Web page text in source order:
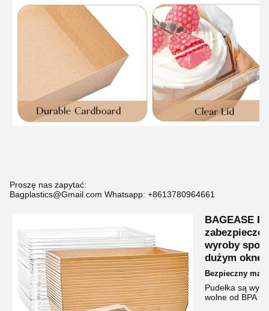
Proszę nas zapytać:
Bagplastics@Gmail.com Whatsapp: +8613780964661
BAGEASE
wyroby
dużym
Bezpieczny
Pudełka są
wolne od BPA i